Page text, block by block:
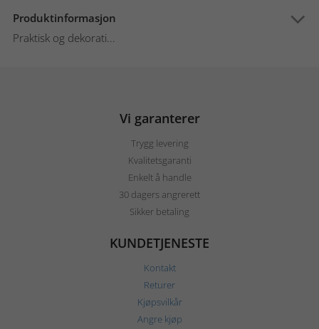
Produktinformasjon
Praktisk og dekorati...
Vi garanterer
Trygg levering
Kvalitetsgaranti
Enkelt å handle
30 dagers angrerett
Sikker betaling
KUNDETJENESTE
Kontakt
Returer
Kjøpsvilkår
Angre kjøp